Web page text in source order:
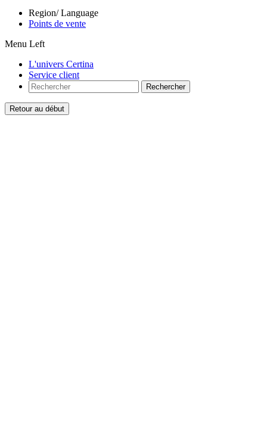
Region/ Language
Points de vente
Menu Left
L'univers Certina
Service client
Rechercher
Retour au début